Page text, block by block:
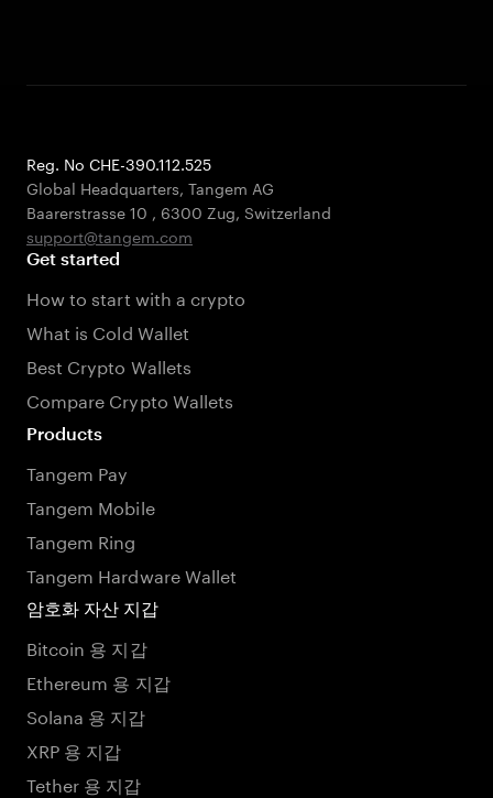
Reg. No CHE-390.112.525
Global Headquarters, Tangem AG
Baarerstrasse 10 , 6300 Zug, Switzerland
support@tangem.com
Get started
How to start with a crypto
What is Cold Wallet
Best Crypto Wallets
Compare Crypto Wallets
Products
Tangem Pay
Tangem Mobile
Tangem Ring
Tangem Hardware Wallet
암호화 자산 지갑
Bitcoin 용 지갑
Ethereum 용 지갑
Solana 용 지갑
XRP 용 지갑
Tether 용 지갑